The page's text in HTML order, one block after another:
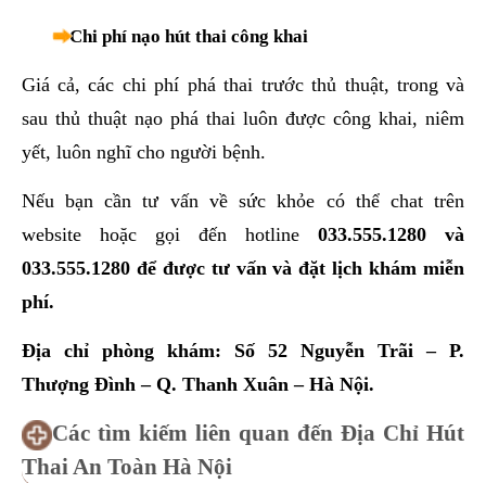
Chi phí nạo hút thai công khai
Giá cả, các chi phí phá thai trước thủ thuật, trong và
sau thủ thuật nạo phá thai luôn được công khai, niêm
yết, luôn nghĩ cho người bệnh.
Nếu bạn cần tư vấn về sức khỏe có thể chat trên
website hoặc gọi đến hotline
033.555.1280 và
033.555.1280để được tư vấn và đặt lịch khám miễn
phí.
Địa chỉ phòng khám: Số 52 Nguyễn Trãi – P.
Thượng Đình – Q. Thanh Xuân – Hà Nội.
Các tìm kiếm liên quan đến Địa Chỉ Hút
Thai An Toàn Hà Nội